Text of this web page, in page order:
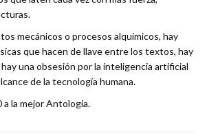
mecánicos o procesos alquímicos, hay
que hacen de llave entre los textos, hay
una obsesión por la inteligencia artificial
de la tecnología humana.
la mejor Antología.